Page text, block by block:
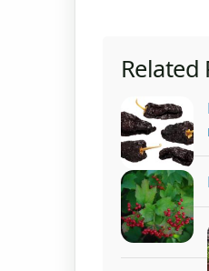
Related